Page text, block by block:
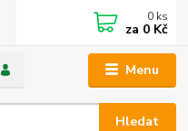
Menu
Hledat
0 ks
za 0 Kč